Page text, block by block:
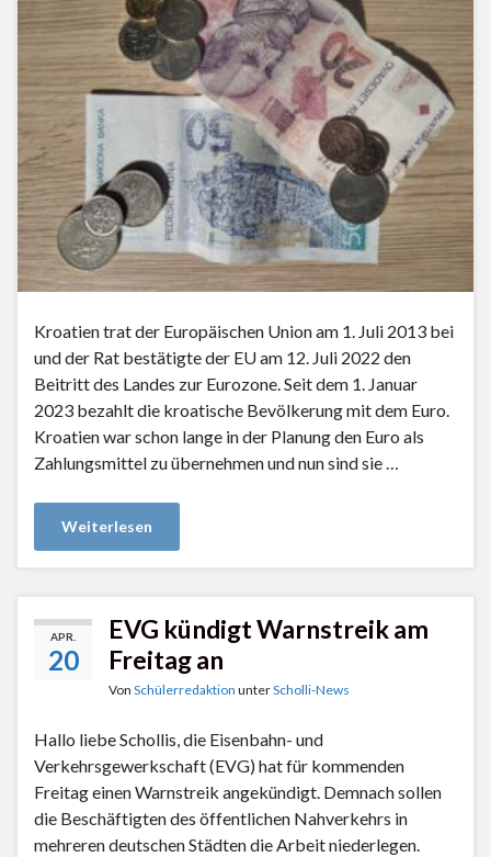
Kroatien trat der Europäischen Union am 1. Juli 2013 bei
und der Rat bestätigte der EU am 12. Juli 2022 den
Beitritt des Landes zur Eurozone. Seit dem 1. Januar
2023 bezahlt die kroatische Bevölkerung mit dem Euro.
Kroatien war schon lange in der Planung den Euro als
Zahlungsmittel zu übernehmen und nun sind sie …
Weiterlesen
APR.
20
EVG kündigt Warnstreik am
Freitag an
Von Schülerredaktion unterScholli-News
Hallo liebe Schollis, die Eisenbahn- und
Verkehrsgewerkschaft (EVG) hat für kommenden
Freitag einen Warnstreik angekündigt. Demnach sollen
die Beschäftigten des öffentlichen Nahverkehrs in
mehreren deutschen Städten die Arbeit niederlegen.